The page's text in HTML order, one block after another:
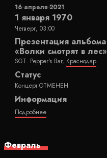
16 апреля 2021
1 января 1970
Четверг, 03:00
Презентация альбома
«Волки смотрят в лес»
SGT. Pepper's Bar, Краснодар
Статус
Концерт ОТМЕНЕН
Информация
Подробнее
Февраль